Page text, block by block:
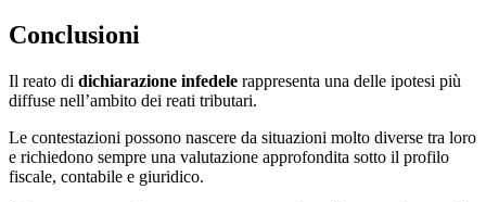
Conclusioni
Il reato di dichiarazione infedele rappresenta una delle ipotesi più
diffuse nell’ambito dei reati tributari.
Le contestazioni possono nascere da situazioni molto diverse tra loro
e richiedono sempre una valutazione approfondita sotto il profilo
fiscale, contabile e giuridico.